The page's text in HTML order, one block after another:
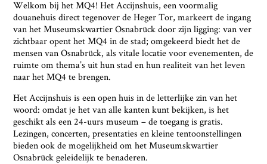
Welkom bij het MQ4! Het Accijnshuis, een voormalig
douanehuis direct tegenover de Heger Tor, markeert de ingang
van het Museumskwartier Osnabrück door zijn ligging: van ver
zichtbaar opent het MQ4 in de stad; omgekeerd biedt het de
mensen van Osnabrück, als vitale locatie voor evenementen, de
ruimte om thema’s uit hun stad en hun realiteit van het leven
naar het MQ4 te brengen.
Het Accijnshuis is een open huis in de letterlijke zin van het
woord: omdat je het van alle kanten kunt bekijken, is het
geschikt als een 24-uurs museum – de toegang is gratis.
Lezingen, concerten, presentaties en kleine tentoonstellingen
bieden ook de mogelijkheid om het Museumskwartier
Osnabrück geleidelijk te benaderen.